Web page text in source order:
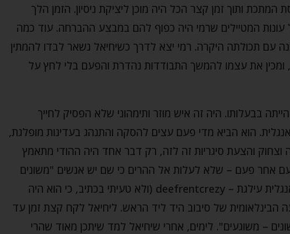
ותוך זמן קצר הכל היה מוכן ליציקת ניסיון. הזמן הלך
המטיילים שרמי היה כפוף להם במבצע ההברחה. עוד כמה
עם תכולתה היקרה. רמי יצא לדרך כשיחיאל נשאר לבדו להמתין
ומכין את עצמו להמשך התבודדות נהדרת והפעם בלי לחץ על
בבעלותו. היה זה איש מוזר ותימהוני שלא הפסיק לחייך
הוא הביא מדי פעם עצים להסקה והתנהג בעדינות מופלגת,
והצעת סיגריות זה לזה, רק דבר אחד היה ההודי מתאמץ
אחר פעם – שלא לעלות אל ההרים כי שם יש אנשים "משונים
משוגעים" – כהגדרתו, וכך זה היה נשמע באנגלית עילגת – deefrentcrezy (ולא טעיתי בכתיב, כי הוא היה
הבינלאומית של סיבוב היד ליד הראש. ליחיאל לקח קצת זמן עד
– משוגעים". לימים, אחרי שיחיאל למד שיתכן מאוד שהרי